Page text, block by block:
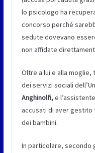
lo psicologo ha
concorso perché
sedute dovevano
non affidate
Oltre a lui e alla moglie,
dei servizi sociali
Anghinolfi,e
accusati di aver
dei bambini.
In particolare, secondo